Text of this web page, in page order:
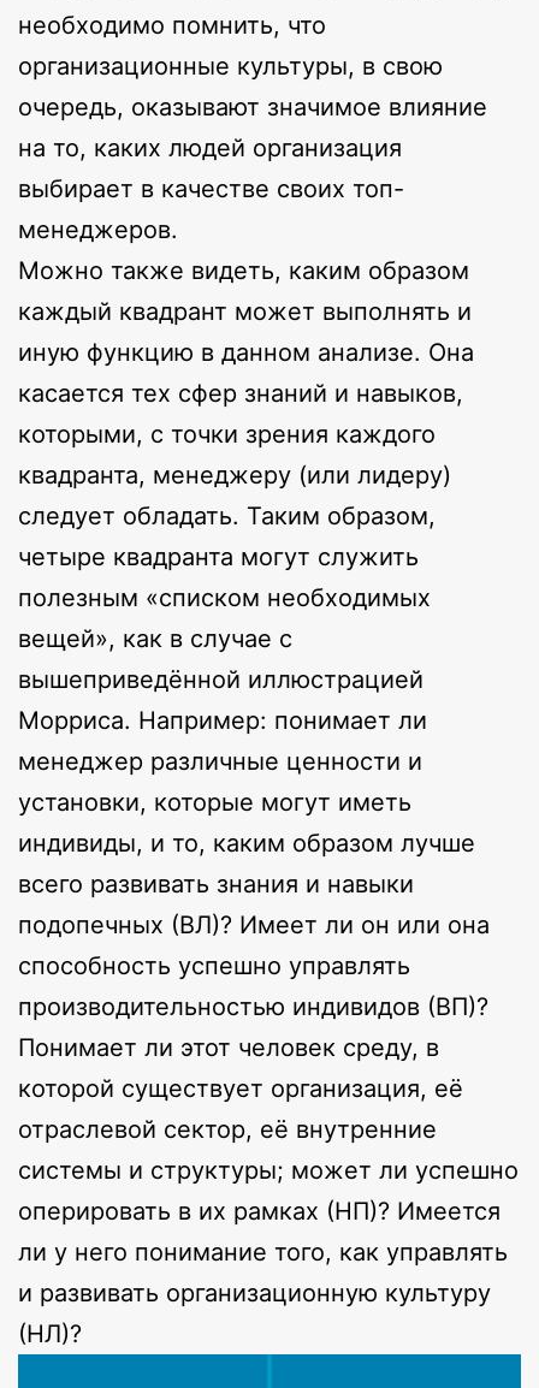
необходимо помнить, что
организационные культуры, в свою
очередь, оказывают значимое влияние
на то, каких людей организация
выбирает в качестве своих топ-
менеджеров.
Можно также видеть, каким образом
каждый квадрант может выполнять и
иную функцию в данном анализе. Она
касается тех сфер знаний и навыков,
которыми, с точки зрения каждого
квадранта, менеджеру (или лидеру)
следует обладать. Таким образом,
четыре квадранта могут служить
полезным «списком необходимых
вещей», как в случае с
вышеприведённой иллюстрацией
Морриса. Например: понимает ли
менеджер различные ценности и
установки, которые могут иметь
индивиды, и то, каким образом лучше
всего развивать знания и навыки
подопечных (ВЛ)? Имеет ли он или она
способность успешно управлять
производительностью индивидов (ВП)?
Понимает ли этот человек среду, в
которой существует организация, её
отраслевой сектор, её внутренние
системы и структуры; может ли успешно
оперировать в их рамках (НП)? Имеется
ли у него понимание того, как управлять
и развивать организационную культуру
(НЛ)?